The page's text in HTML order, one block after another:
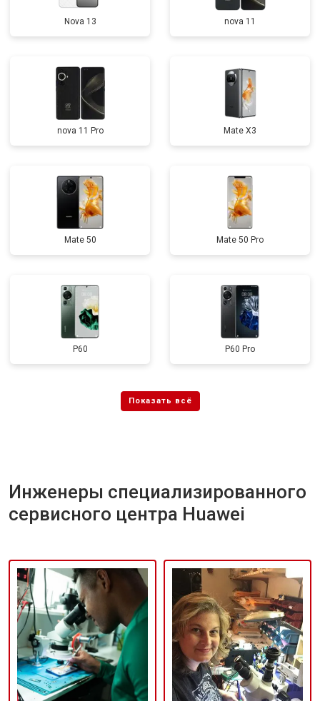
Nova 13 nova 11
nova 11 Pro Mate X3
Mate 50 Mate 50 Pro
P60 P60 Pro
Инженеры специализированного
сервисного центра Huawei